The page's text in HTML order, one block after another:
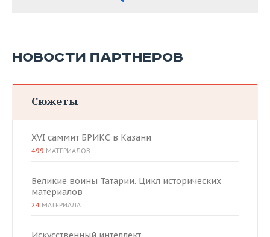
НОВОСТИ ПАРТНЕРОВ
Сюжеты
XVI саммит БРИКС в Казани
499 МАТЕРИАЛОВ
Великие воины Татарии. Цикл исторических
материалов
24 МАТЕРИАЛА